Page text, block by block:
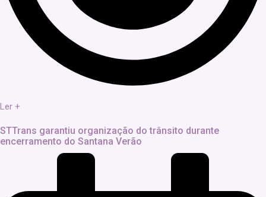
Ler +
STTrans garantiu organização do trânsito durante
encerramento do Santana Verão